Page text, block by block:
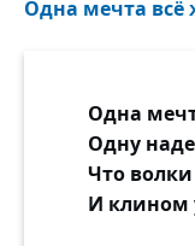
Одна мечта всё
Одна
Одну
Что
И клином